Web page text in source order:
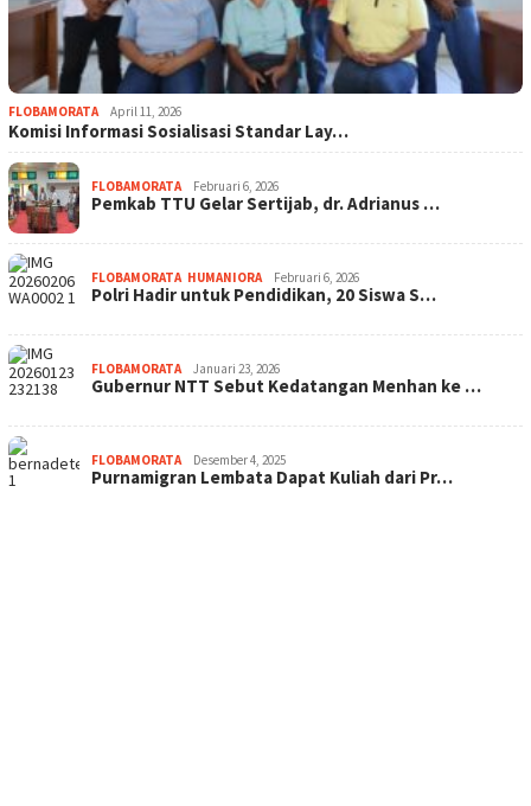
FLOBAMORATA April 11, 2026
Komisi Informasi Sosialisasi Standar Lay…
FLOBAMORATA Februari 6, 2026
Pemkab TTU Gelar Sertijab, dr. Adrianus …
FLOBAMORATA HUMANIORA Februari 6, 2026
Polri Hadir untuk Pendidikan, 20 Siswa S…
FLOBAMORATA Januari 23, 2026
Gubernur NTT Sebut Kedatangan Menhan ke …
FLOBAMORATA Desember 4, 2025
Purnamigran Lembata Dapat Kuliah dari Pr…